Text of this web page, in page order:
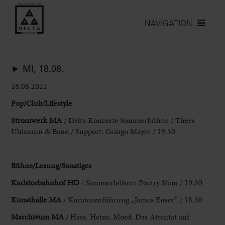
NAVIGATION
► MI, 18.08.
18.08.2021
Pop/Club/Lifestyle
Stromwerk MA / Delta Konzerte Sommerbühne / Thees
Uhlmann & Band / Support: Gringo Mayer / 19.30
Bühne/Lesung/Sonstiges
Karlstorbahnhof HD / Sommerbühne: Poetry Slam / 19.30
Kunsthalle MA / Kuratorenführung „James Ensor“ / 18.30
Marchivum MA / Hass, Hetze, Mord. Das Attentat auf